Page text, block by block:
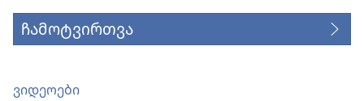
ჩამოტვირთვა
ვიდეოები